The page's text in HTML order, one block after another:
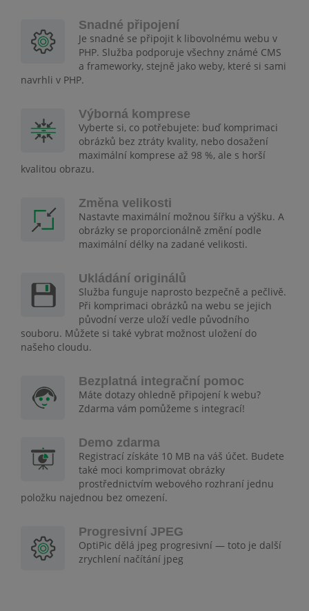
Snadné připojení
Je snadné se připojit k libovolnému webu v
PHP. Služba podporuje všechny známé CMS
a frameworky, stejně jako weby, které si sami
navrhli v PHP.
Výborná komprese
Vyberte si, co potřebujete: buď komprimaci
obrázků bez ztráty kvality, nebo dosažení
maximální komprese až 98 %, ale s horší
kvalitou obrazu.
Změna velikosti
Nastavte maximální možnou šířku a výšku. A
obrázky se proporcionálně změní podle
maximální délky na zadané velikosti.
Ukládání originálů
Služba funguje naprosto bezpečně a pečlivě.
Při komprimaci obrázků na webu se jejich
původní verze uloží vedle původního
souboru. Můžete si také vybrat možnost uložení do
našeho cloudu.
Bezplatná integrační pomoc
Máte dotazy ohledně připojení k webu?
Zdarma vám pomůžeme s integrací!
Demo zdarma
Registrací získáte 10 MB na váš účet. Budete
také moci komprimovat obrázky
prostřednictvím webového rozhraní jednu
položku najednou bez omezení.
Progresivní JPEG
OptiPic dělá jpeg progresivní — toto je další
zrychlení načítání jpeg